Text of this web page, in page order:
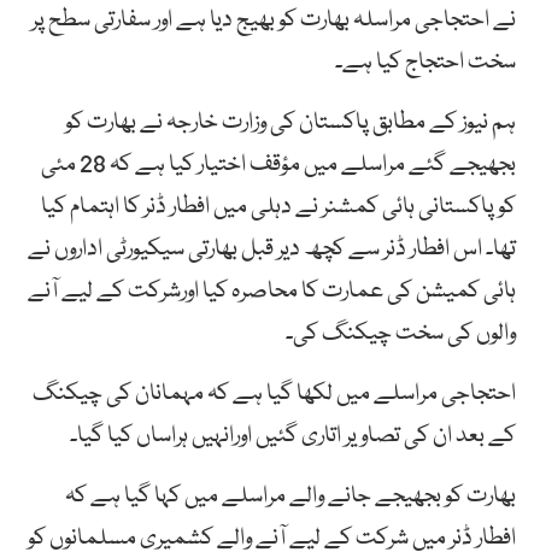
نے احتجاجی مراسلہ بھارت کو بھیج دیا ہے اور سفارتی سطح پر
سخت احتجاج کیا ہے۔
ہم نیوز کے مطابق پاکستان کی وزارت خارجہ نے بھارت کو
بجھیجے گئے مراسلے میں مؤقف اختیار کیا ہے کہ 28 مئی
کو پاکستانی ہائی کمشنر نے دہلی میں افطار ڈنر کا اہتمام کیا
تھا۔ اس افطار ڈنر سے کچھ دیر قبل بھارتی سیکیورٹی اداروں نے
ہائی کمیشن کی عمارت کا محاصرہ کیا اورشرکت کے لیے آنے
والوں کی سخت چیکنگ کی۔
احتجاجی مراسلے میں لکھا گیا ہے کہ مہمانان کی چیکنگ
کے بعد ان کی تصاویر اتاری گئیں اورانہیں ہراساں کیا گیا۔
بھارت کو بجھیجے جانے والے مراسلے میں کہا گیا ہے کہ
افطار ڈنر میں شرکت کے لیے آنے والے کشمیری مسلمانوں کو